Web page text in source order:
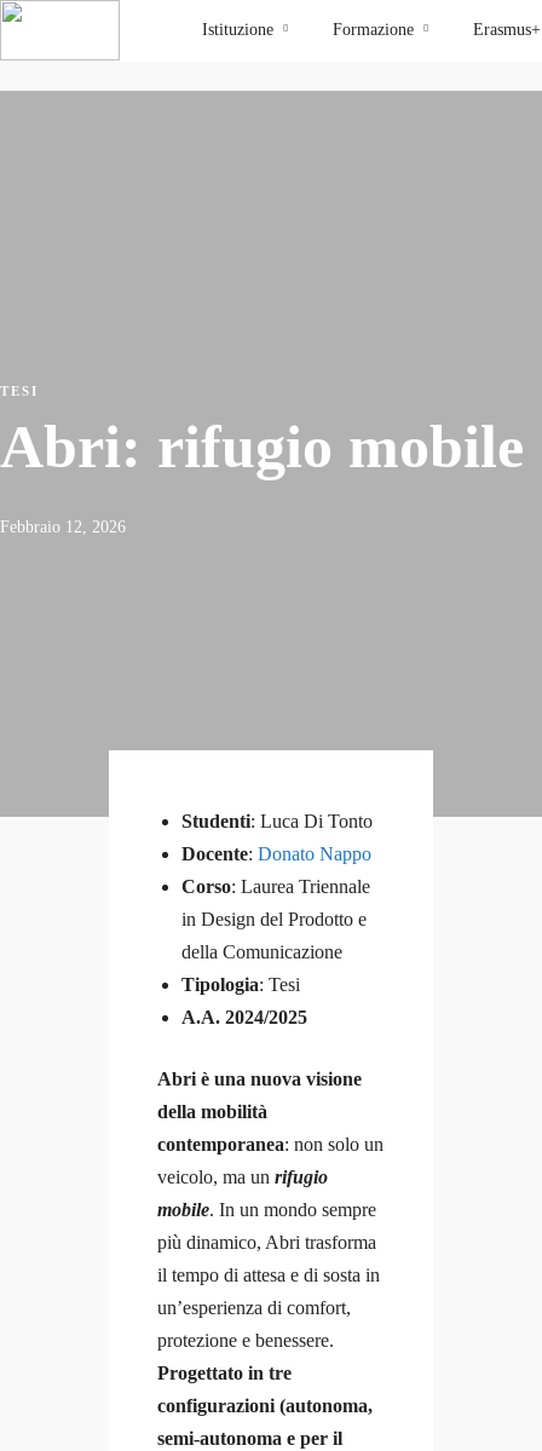
Istituzione Formazione Erasmus+
TESI
Abri: rifugio mobile
Febbraio 12, 2026
Studenti: Luca Di Tonto
Docente: Donato Nappo
Corso: Laurea Triennale
in Design del Prodotto e
della Comunicazione
Tipologia: Tesi
A.A. 2024/2025
Abri è una nuova visione
della mobilità
contemporanea: non solo un
veicolo, ma un rifugio
mobile. In un mondo sempre
più dinamico, Abri trasforma
il tempo di attesa e di sosta in
un’esperienza di comfort,
protezione e benessere.
Progettato in tre
configurazioni (autonoma,
semi-autonoma e per il